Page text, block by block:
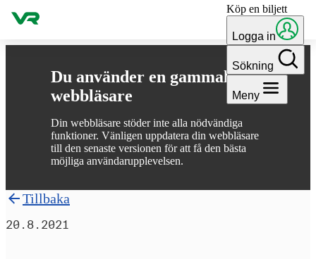
Du använder en gammal
webbläsare
Din webbläsare stöder inte alla nödvändiga
funktioner. Vänligen uppdatera din webbläsare
till den senaste versionen för att få den bästa
möjliga användarupplevelsen.
Gå till innehållet Köp en biljett
Logga in
Sökning
Meny
Tillbaka
20.8.2021